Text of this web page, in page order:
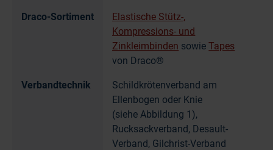
Draco-Sortiment
Elastische Stütz-,
Kompressions- und
Zinkleimbinden sowieTapes
von Draco®
Verbandtechnik
Schildkrötenverband am
Ellenbogen oder Knie
(siehe Abbildung 1),
Rucksackverband, Desault-
Verband, Gilchrist-Verband